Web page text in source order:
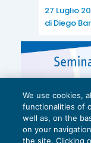
27 Luglio
di Diego
We use cookies,
functionalities of
well as, on the
on your
the site. Clicking